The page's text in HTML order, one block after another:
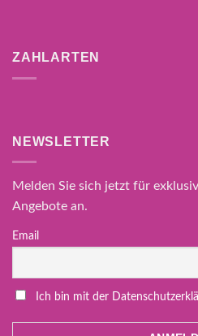
ZAHLARTEN
NEWSLETTER
Melden Sie sich jetzt für
Angebote an.
Email
Ich bin mit der